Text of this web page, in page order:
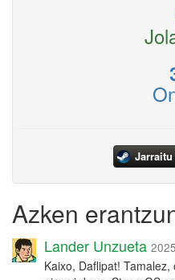
Jarraitu
Azken
Lander Unzueta
Kaixo, Daflipat!